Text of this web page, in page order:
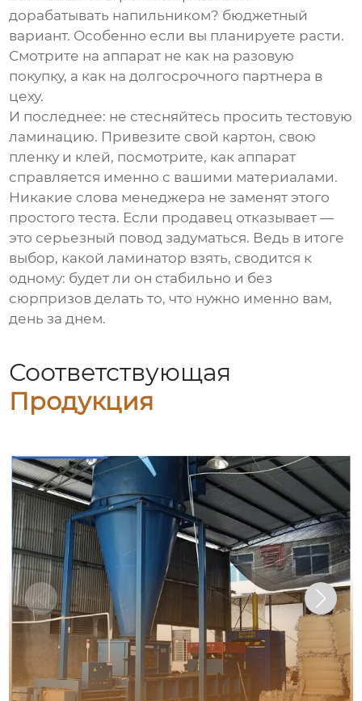
дорабатывать напильником? бюджетный
вариант. Особенно если вы планируете расти.
Смотрите на аппарат не как на разовую
покупку, а как на долгосрочного партнера в
цеху.
И последнее: не стесняйтесь просить тестовую
ламинацию. Привезите свой картон, свою
пленку и клей, посмотрите, как аппарат
справляется именно с вашими материалами.
Никакие слова менеджера не заменят этого
простого теста. Если продавец отказывает —
это серьезный повод задуматься. Ведь в итоге
выбор, какой ламинатор взять, сводится к
одному: будет ли он стабильно и без
сюрпризов делать то, что нужно именно вам,
день за днем.
Соответствующая
Продукция